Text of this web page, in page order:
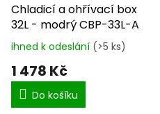
Chladicí a ohřívací box
32L - modrý CBP-33L-A
Průměrné
hodnocení
produktu
5,0
ihned k odeslání (>5 ks)
1 478 Kč
Do košíku